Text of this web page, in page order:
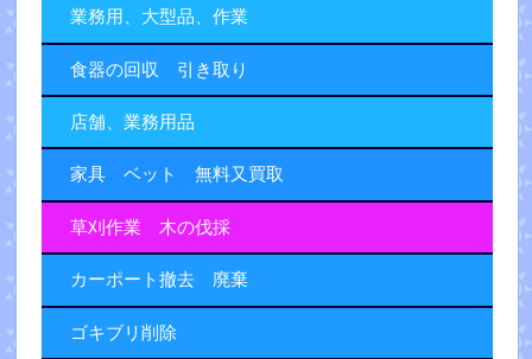
業務用、大型品、作業
食器の回収 引き取り
店舗、業務用品
家具 ベット 無料又買取
草刈作業 木の伐採
カーポート撤去 廃棄
ゴキブリ削除